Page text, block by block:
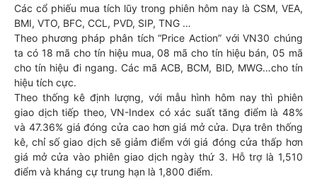
Các cổ phiếu mua tích lũy trong phiên hôm nay là CSM, VEA,
BMI, VTO, BFC, CCL, PVD, SIP, TNG …
Theo phương pháp phân tích “Price Action” với VN30 chúng
ta có 18 mã cho tín hiệu mua, 08 mã cho tín hiệu bán, 05 mã
cho tín hiệu đi ngang. Các mã ACB, BCM, BID, MWG…cho tín
hiệu tích cực.
Theo thống kê định lượng, với mẫu hình hôm nay thì phiên
giao dịch tiếp theo, VN-Index có xác suất tăng điểm là 48%
và 47.36% giá đóng cửa cao hơn giá mở cửa. Dựa trên thống
kê, chỉ số giao dịch sẽ giảm điểm với giá đóng cửa thấp hơn
giá mở cửa vào phiên giao dịch ngày thứ 3. Hỗ trợ là 1,510
điểm và kháng cự trung hạn là 1,800 điểm.